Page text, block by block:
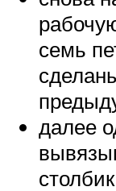
семь
далее